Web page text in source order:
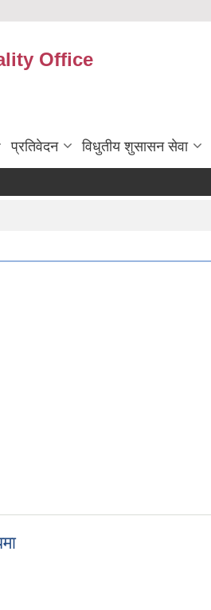
Office
प्रतिवेदन विधुतीय शुसासन सेवा